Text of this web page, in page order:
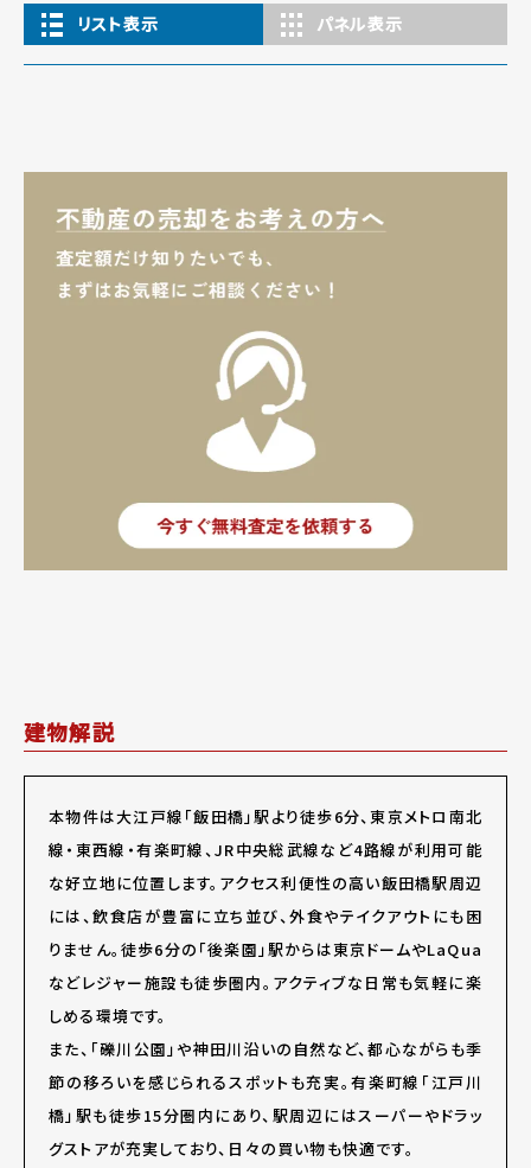
リスト表示 パネル表示
建物解説
本物件は大江戸線「飯田橋」駅より徒歩6分、東京メトロ南北
線・東西線・有楽町線、JR中央総武線など4路線が利用可能
な好立地に位置します。アクセス利便性の高い飯田橋駅周辺
には、飲食店が豊富に立ち並び、外食やテイクアウトにも困
りません。徒歩6分の「後楽園」駅からは東京ドームやLaQua
などレジャー施設も徒歩圏内。アクティブな日常も気軽に楽
しめる環境です。
また、「礫川公園」や神田川沿いの自然など、都心ながらも季
節の移ろいを感じられるスポットも充実。有楽町線「江戸川
橋」駅も徒歩15分圏内にあり、駅周辺にはスーパーやドラッ
グストアが充実しており、日々の買い物も快適です。